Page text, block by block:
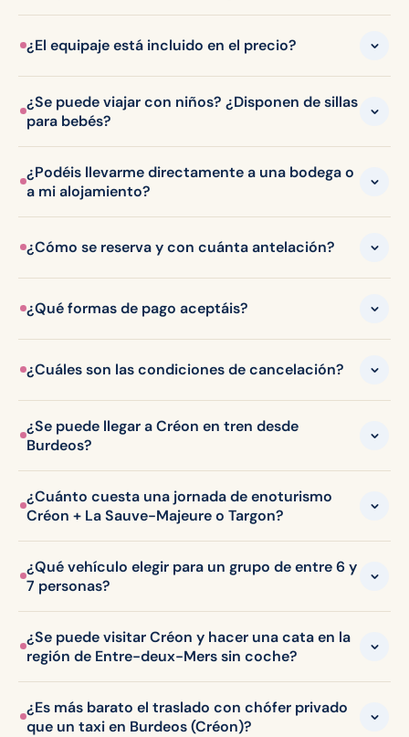
¿El equipaje está incluido en el precio?
¿Se puede viajar con niños? ¿Disponen de sillas
para bebés?
¿Podéis llevarme directamente a una bodega o
a mi alojamiento?
¿Cómo se reserva y con cuánta antelación?
¿Qué formas de pago aceptáis?
¿Cuáles son las condiciones de cancelación?
¿Se puede llegar a Créon en tren desde
Burdeos?
¿Cuánto cuesta una jornada de enoturismo
Créon + La Sauve-Majeure o Targon?
¿Qué vehículo elegir para un grupo de entre 6 y
7 personas?
¿Se puede visitar Créon y hacer una cata en la
región de Entre-deux-Mers sin coche?
¿Es más barato el traslado con chófer privado
que un taxi en Burdeos (Créon)?